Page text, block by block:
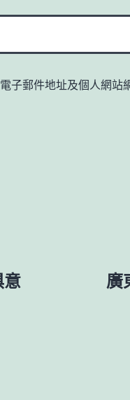
子郵件地址及個人網站
意
廣